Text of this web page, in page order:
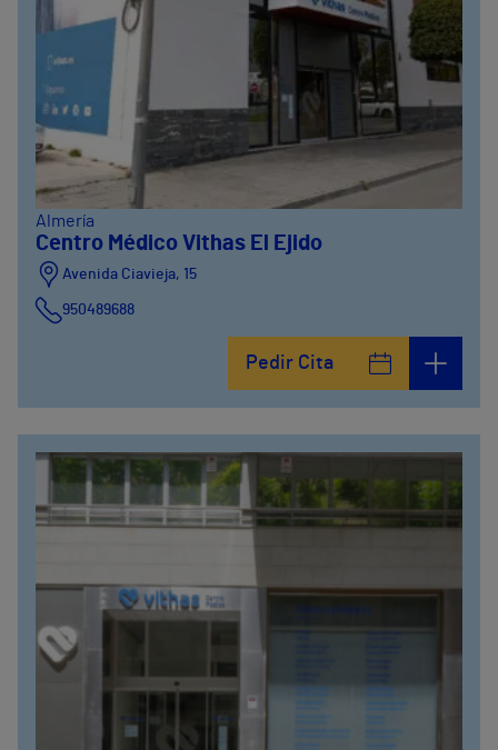
Almería
Centro Médico Vithas El Ejido
Avenida Ciavieja, 15
950489688
Pedir Cita